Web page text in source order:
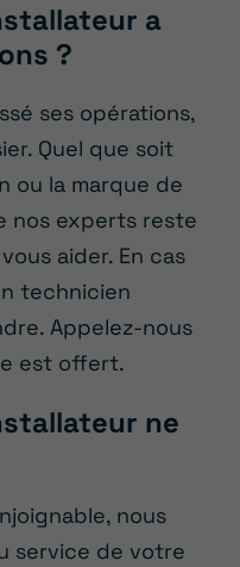
a
?
ses opérations,
Quel que soit
ou la marque de
nos experts reste
aider. En cas
technicien
Appelez-nous
est offert.
ne
nous
service de votre